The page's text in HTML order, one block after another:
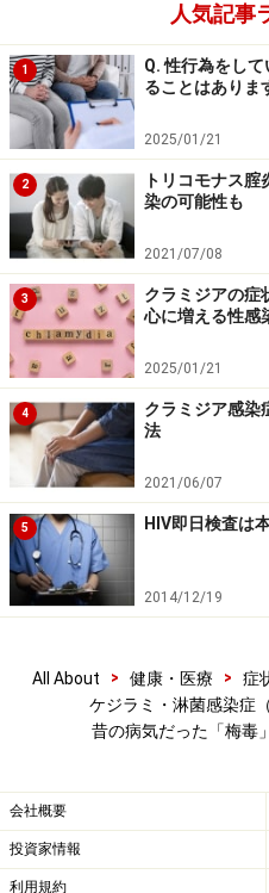
人気記事
1
Q. 性行為をし
ることはありま
2025/01/21
2
トリコモナス
染の可能性も
2021/07/08
3
クラミジアの症
心に増える性感
2025/01/21
4
クラミジア感染
法
2021/06/07
5 HIV即日検査は
2014/12/19
All About > 健康・医療 > 症
ケジラミ・淋菌感染症
昔の病気だった「梅毒
会社概要
投資家情報
利用規約